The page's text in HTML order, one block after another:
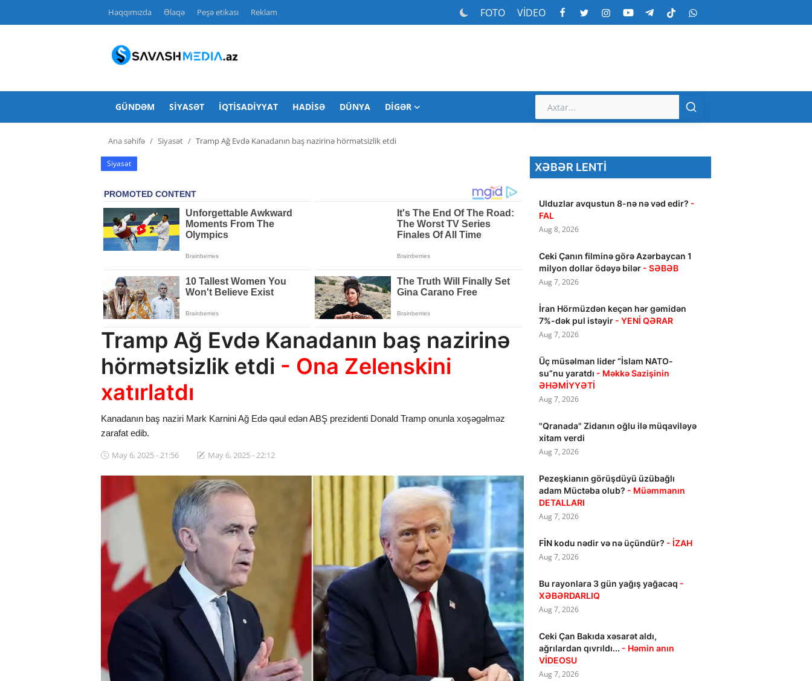
Haqqımızda Əlaqə Peşə etikası Reklam FOTO VİDEO
GÜNDƏM SIYASƏT İQTISADIYYAT HADISƏ DÜNYA DIGƏR
Ana səhifə Siyasət Tramp Ağ Evdə Kanadanın baş nazirinə hörmətsizlik etdi
Siyasət
Tramp Ağ Evdə Kanadanın baş nazirinə
hörmətsizlik etdi - Ona Zelenskini
xatırlatdı
Kanadanın baş naziri Mark Karnini Ağ Edə qəul edən ABŞ prezidenti Donald Tramp onunla xoşəgəlməz
zarafat edib.
May 6, 2025 - 21:56 May 6, 2025 - 22:12
XƏBƏR LENTI
Ulduzlar avqustun 8-nə nə vəd edir? -
FAL
Aug 8, 2026
Ceki Çanın filminə görə Azərbaycan 1
milyon dollar ödəyə bilər - SƏBƏB
Aug 7, 2026
İran Hörmüzdən keçən hər gəmidən
7%-dək pul istəyir - YENİ QƏRAR
Aug 7, 2026
Üç müsəlman lider “İslam NATO-
su”nu yaratdı - Məkkə Sazişinin
ƏHƏMİYYƏTİ
Aug 7, 2026
"Qranada" Zidanın oğlu ilə müqaviləyə
xitam verdi
Aug 7, 2026
Pezeşkianın görüşdüyü üzübağlı
adam Müctəba olub? - Müəmmanın
DETALLARI
Aug 7, 2026
FİN kodu nədir və nə üçündür? - İZAH
Aug 7, 2026
Bu rayonlara 3 gün yağış yağacaq -
XƏBƏRDARLIQ
Aug 7, 2026
Ceki Çan Bakıda xəsarət aldı,
ağrılardan qıvrıldı... - Həmin anın
VİDEOSU
Aug 7, 2026